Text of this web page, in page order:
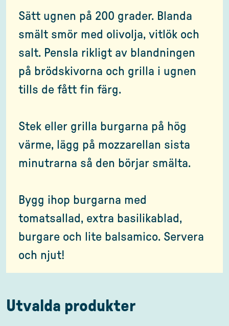
Sätt ugnen på 200 grader. Blanda
smält smör med olivolja, vitlök och
salt. Pensla rikligt av blandningen
på brödskivorna och grilla i ugnen
tills de fått fin färg.
Stek eller grilla burgarna på hög
värme, lägg på mozzarellan sista
minutrarna så den börjar smälta.
Bygg ihop burgarna med
tomatsallad, extra basilikablad,
burgare och lite balsamico. Servera
och njut!
Utvalda produkter